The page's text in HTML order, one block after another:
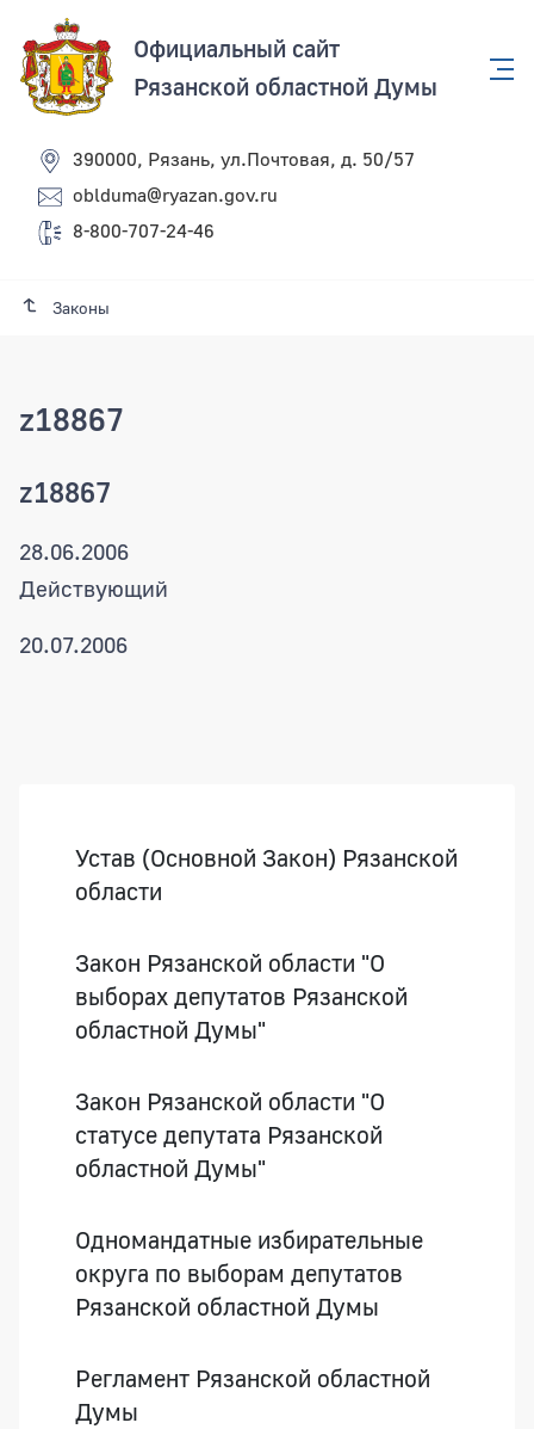
Официальный сайт
Рязанской областной Думы
390000, Рязань, ул.Почтовая, д. 50/57
oblduma@ryazan.gov.ru
8-800-707-24-46
Законы
z18867
z18867
28.06.2006
Действующий
20.07.2006
Устав (Основной Закон) Рязанской
области
Закон Рязанской области "О
выборах депутатов Рязанской
областной Думы"
Закон Рязанской области "О
статусе депутата Рязанской
областной Думы"
Одномандатные избирательные
округа по выборам депутатов
Рязанской областной Думы
Регламент Рязанской областной
Думы